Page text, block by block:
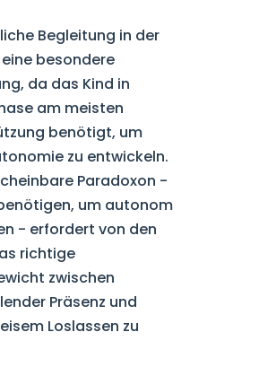
Begleitung in der
eine besondere
da das Kind in
am meisten
benötigt, um
zu entwickeln.
Paradoxon -
um autonom
- erfordert von den
richtige
zwischen
Präsenz und
Loslassen zu